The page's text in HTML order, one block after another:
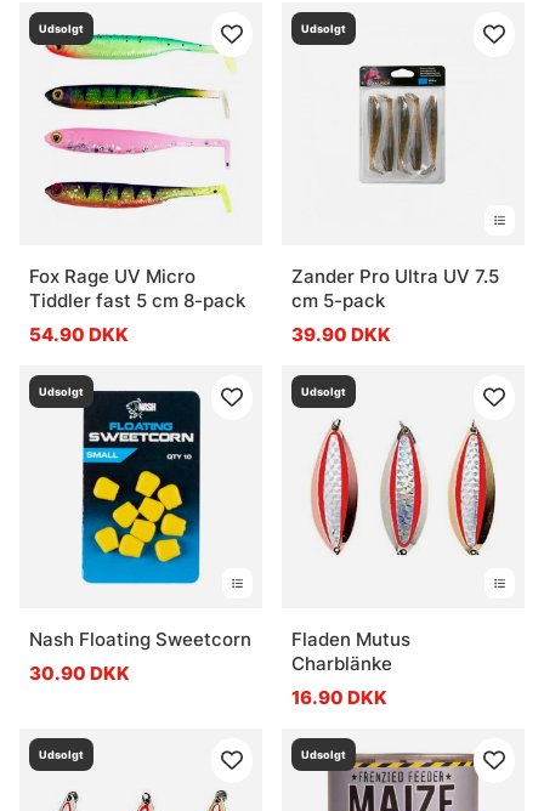
Udsolgt
Fox Rage UV Micro
Tiddler fast 5 cm 8-pack
54.90 DKK
Udsolgt
Zander Pro Ultra UV 7.5
cm 5-pack
39.90 DKK
Udsolgt
Nash Floating Sweetcorn
30.90 DKK
Udsolgt
Fladen Mutus
Charblänke
16.90 DKK
Udsolgt Udsolgt